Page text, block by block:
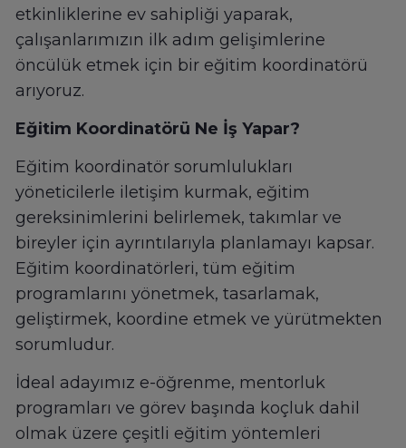
etkinliklerine ev sahipliği yaparak,
çalışanlarımızın ilk adım gelişimlerine
öncülük etmek için bir eğitim koordinatörü
arıyoruz.
Eğitim Koordinatörü Ne İş Yapar?
Eğitim koordinatör sorumlulukları
yöneticilerle iletişim kurmak, eğitim
gereksinimlerini belirlemek, takımlar ve
bireyler için ayrıntılarıyla planlamayı kapsar.
Eğitim koordinatörleri, tüm eğitim
programlarını yönetmek, tasarlamak,
geliştirmek, koordine etmek ve yürütmekten
sorumludur.
İdeal adayımız e-öğrenme, mentorluk
programları ve görev başında koçluk dahil
olmak üzere çeşitli eğitim yöntemleri